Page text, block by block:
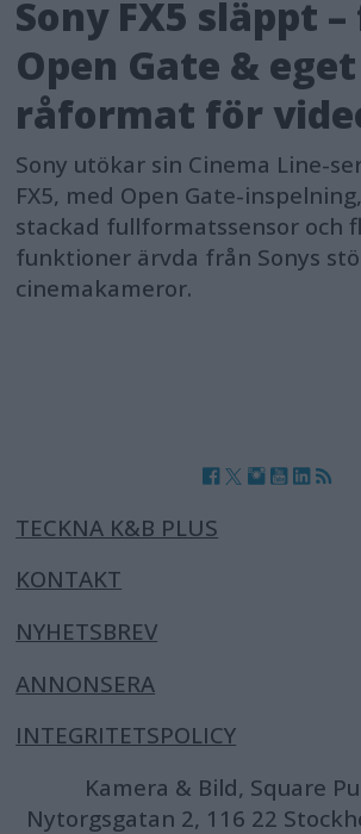
Sony FX5 släppt
Open Gate &
råformat för
Sony utökar sin Cinema Line-
FX5, med Open Gate-
stackad fullformatssensor och
funktioner ärvda från Sonys
cinemakameror.
TECKNA K&B PLUS
KONTAKT
NYHETSBREV
ANNONSERA
INTEGRITETSPOLICY
Kamera & Bild, Square
Nytorgsgatan 2, 116 22